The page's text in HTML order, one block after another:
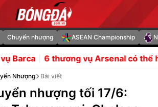
Chuyển nhượng ASEAN Championship
vụ Arsenal có thể hoàn tất trong
Nhượng Bài viết
nhượng tối 17/6: